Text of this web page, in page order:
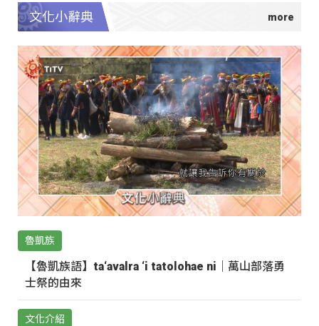
文化小辭典
魯凱族
【魯凱族語】ta‘avalra ‘i tatolohae ni｜萬山部落勇
士祭的由來
文化介紹